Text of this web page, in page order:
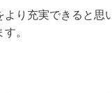
より充実できると思
。